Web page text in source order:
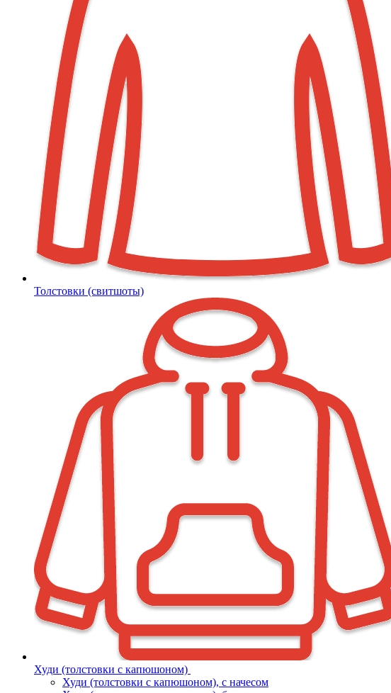
Толстовки (свитшоты)
Худи (толстовки с капюшоном)
Худи (толстовки c капюшоном), с начесом